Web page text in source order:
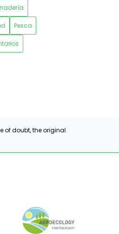
Pesca
of doubt, the original